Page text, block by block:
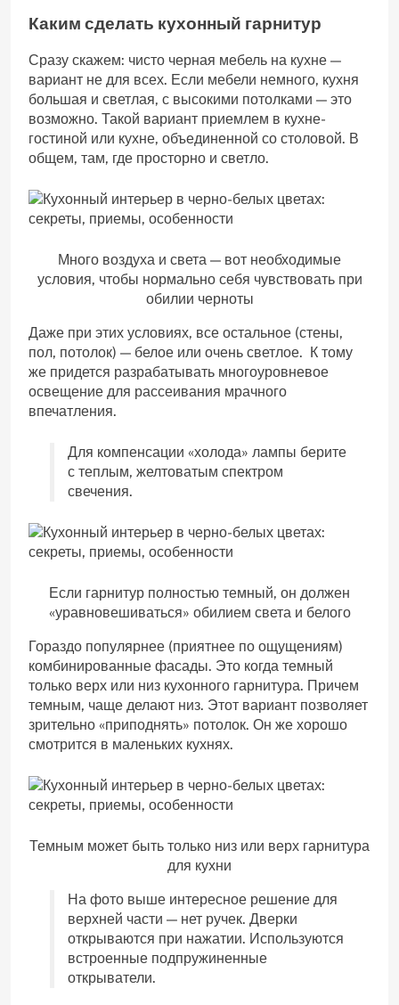
Каким сделать кухонный гарнитур
Сразу скажем: чисто черная мебель на кухне —
вариант не для всех. Если мебели немного, кухня
большая и светлая, с высокими потолками — это
возможно. Такой вариант приемлем в кухне-
гостиной или кухне, объединенной со столовой. В
общем, там, где просторно и светло.
Много воздуха и света — вот необходимые
условия, чтобы нормально себя чувствовать при
обилии черноты
Даже при этих условиях, все остальное (стены,
пол, потолок) — белое или очень светлое. К тому
же придется разрабатывать многоуровневое
освещение для рассеивания мрачного
впечатления.
Для компенсации «холода» лампы берите
с теплым, желтоватым спектром
свечения.
Если гарнитур полностью темный, он должен
«уравновешиваться» обилием света и белого
Гораздо популярнее (приятнее по ощущениям)
комбинированные фасады. Это когда темный
только верх или низ кухонного гарнитура. Причем
темным, чаще делают низ. Этот вариант позволяет
зрительно «приподнять» потолок. Он же хорошо
смотрится в маленьких кухнях.
Темным может быть только низ или верх гарнитура
для кухни
На фото выше интересное решение для
верхней части — нет ручек. Дверки
открываются при нажатии. Используются
встроенные подпружиненные
открыватели.